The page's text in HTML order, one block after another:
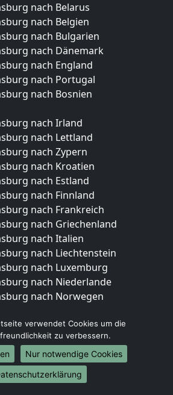
nach Belarus
nach Belgien
nach Bulgarien
nach Dänemark
nach England
nach Portugal
nach Bosnien
nach Irland
nach Lettland
nach Zypern
nach Kroatien
nach Estland
nach Finnland
nach Frankreich
nach Griechenland
nach Italien
nach Liechtenstein
nach Luxemburg
nach Niederlande
nach Norwegen
nach Berlin
nach Hamburg
nach München
nach Köln
verwendet Cookies um die
zu verbessern.
Nur notwendige Cookies